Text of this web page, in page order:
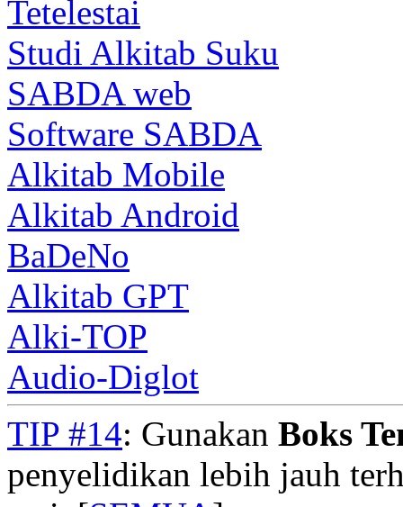
Tetelestai
Studi Alkitab Suku
SABDA web
Software SABDA
Alkitab Mobile
Alkitab Android
BaDeNo
Alkitab GPT
Alki-TOP
Audio-Diglot
TIP #14: Gunakan Boks
penyelidikan lebih jauh